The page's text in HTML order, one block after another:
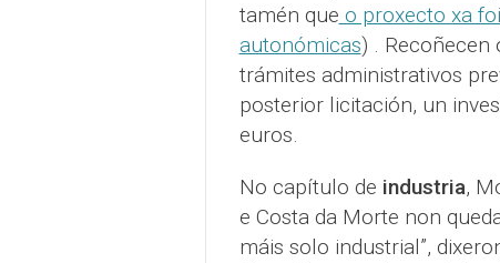
tamén que o proxecto xa
autonómicas) . Recoñecen
trámites administrativos
posterior licitación, un
euros.
No capítulo de industria,
e Costa da Morte non
máis solo industrial”,